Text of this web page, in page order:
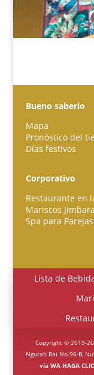
Bueno saberlo
Mapa
Pronóstico del
Días festivos
Corporativo
Restaurante en
Mariscos
Spa para
Lista de
Copyright © 2019-
Ngurah Rai No.96-B,
vía WA HAGA